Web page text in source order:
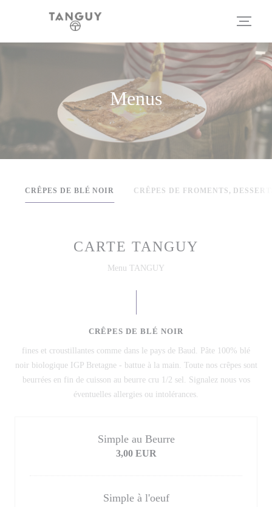
Menus
CRÊPES DE BLÉ NOIR CRÊPES DE FROMENTS,
CARTE TANGUY
Menu TANGUY
CRÊPES DE BLÉ NOIR
fines et croustillantes comme dans le pays de Baud. Pâte 100% blé
noir biologique IGP Bretagne - battue à la main. Toute nos crêpes sont
beurrées en fin de cuisson au beurre cru 1/2 sel. Signalez nous vos
éventuelles allergies ou intolérances.
Simple au Beurre
3,00 EUR
Simple à l'oeuf